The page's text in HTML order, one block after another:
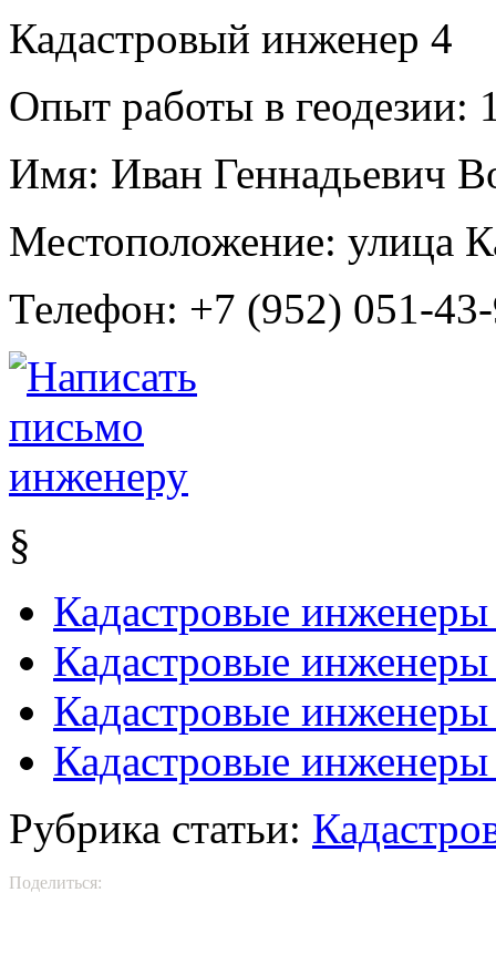
Кадастровый инженер 4
Опыт работы в геодезии:
Имя: Иван Геннадьевич
Местоположение: улица
Телефон: +7 (952) 051-
§
Кадастровые
Кадастровые
Кадастровые инженеры
Кадастровые
Рубрика статьи:
Поделиться: